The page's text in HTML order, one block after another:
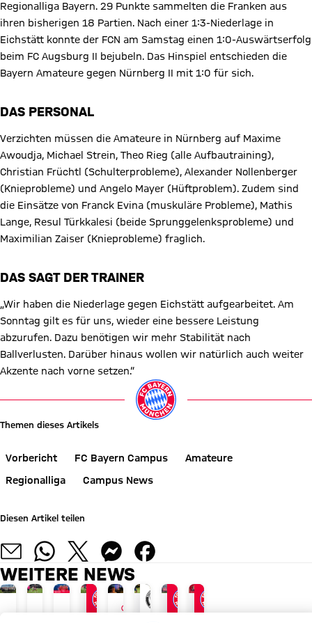
Regionalliga Bayern. 29 Punkte sammelten die Franken aus
ihren bisherigen 18 Partien. Nach einer 1:3-Niederlage in
Eichstätt konnte der FCN am Samstag einen 1:0-Auswärtserfolg
beim FC Augsburg II bejubeln. Das Hinspiel entschieden die
Bayern Amateure gegen Nürnberg II mit 1:0 für sich.
DAS PERSONAL
Verzichten müssen die Amateure in Nürnberg auf Maxime
Awoudja, Michael Strein, Theo Rieg (alle Aufbautraining),
Christian Früchtl (Schulterprobleme), Alexander Nollenberger
(Knieprobleme) und Angelo Mayer (Hüftproblem). Zudem sind
die Einsätze von Franck Evina (muskuläre Probleme), Mathis
Lange, Resul Türkkalesi (beide Sprunggelenksprobleme) und
Maximilian Zaiser (Knieprobleme) fraglich.
DAS SAGT DER TRAINER
„Wir haben die Niederlage gegen Eichstätt aufgearbeitet. Am
Sonntag gilt es für uns, wieder eine bessere Leistung
abzurufen. Dazu benötigen wir mehr Stabilität nach
Ballverlusten. Darüber hinaus wollen wir natürlich auch weiter
Akzente nach vorne setzen.“
Themen dieses Artikels
Vorbericht FC Bayern Campus
Amateure
Regionalliga
Campus News
Diesen Artikel teilen
WEITERE NEWS
AUDI SUMMER TOUR 2026
JETZT INFORMIEREN
AM 17. AUGUST
LIVE BEI FC BAYERN TV PLUS
GALLERIE
TOUR TALK
INTERVIEW
REGIONALLIGA BAYERN
REGIONALLIGA BAYERN
LIVETICKER